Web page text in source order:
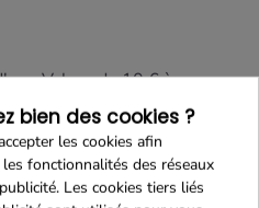
Valeur de 10 € à
Métal et Liseré Bois
x 13 cm)
bien des cookies ?
les cookies afin
fonctionnalités des réseaux
Les cookies tiers liés